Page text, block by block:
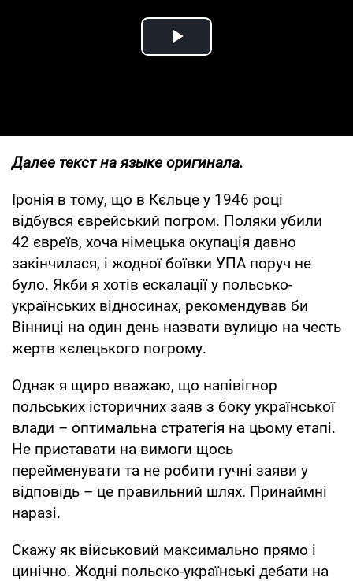
Play Video
Далее текст на языке оригинала.
Іронія в тому, що в Кєльце у 1946 році
відбувся єврейський погром. Поляки убили
42 євреїв, хоча німецька окупація давно
закінчилася, і жодної боївки УПА поруч не
було. Якби я хотів ескалації у польсько-
українських відносинах, рекомендував би
Вінниці на один день назвати вулицю на честь
жертв кєлецького погрому.
Однак я щиро вважаю, що напівігнор
польських історичних заяв з боку української
влади – оптимальна стратегія на цьому етапі.
Не приставати на вимоги щось
перейменувати та не робити гучні заяви у
відповідь – це правильний шлях. Принаймні
наразі.
Скажу як військовий максимально прямо і
цинічно. Жодні польско-українські дебати на